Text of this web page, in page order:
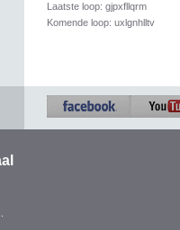
Laatste loop: gjpxfllqrm
Komende loop: uxlgnhlltv